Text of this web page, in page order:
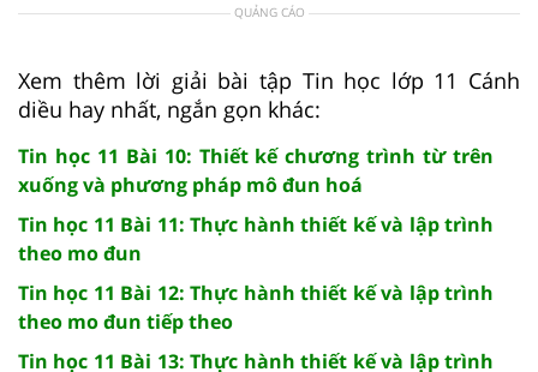
QUẢNG CÁO
Xem thêm lời giải bài tập Tin học lớp 11 Cánh
diều hay nhất, ngắn gọn khác:
Tin học 11 Bài 10: Thiết kế chương trình từ trên
xuống và phương pháp mô đun hoá
Tin học 11 Bài 11: Thực hành thiết kế và lập trình
theo mo đun
Tin học 11 Bài 12: Thực hành thiết kế và lập trình
theo mo đun tiếp theo
Tin học 11 Bài 13: Thực hành thiết kế và lập trình